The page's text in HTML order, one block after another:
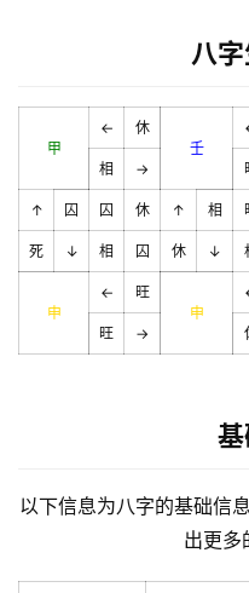
八
甲
←
休
壬
相
→
↑ 囚 囚 休 ↑ 相
死 ↓ 相 囚 休 ↓
申
←
旺
申
旺
→
以下信息为八字的基础信
出更多